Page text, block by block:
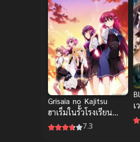
Grisaia no Kajitsu
ฮาเร็มในรั้วโรงเรียน
ภาค 1 อนิเมะสนุก ซับ
7.3
เ
แ